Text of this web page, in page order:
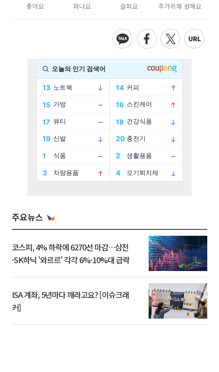
좋아요 화나요 슬퍼요 추가취재 원해요
주요뉴스
코스피, 4% 하락에 6270선 마감…삼전
·SK하닉 '와르르' 각각 6%·10%대 급락
ISA 계좌, 5년마다 깨라고요? [이슈크래
커]